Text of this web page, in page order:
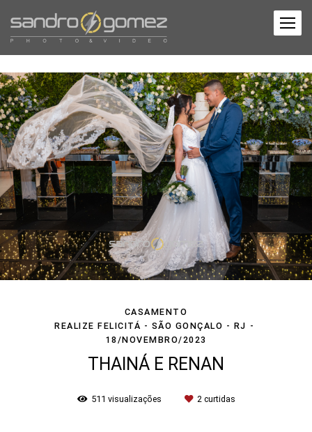
CASAMENTO
REALIZE FELICITÁ - SÃO GONÇALO - RJ
18/NOVEMBRO/2023
THAINÁ E RENAN
511 visualizações 2 curtidas